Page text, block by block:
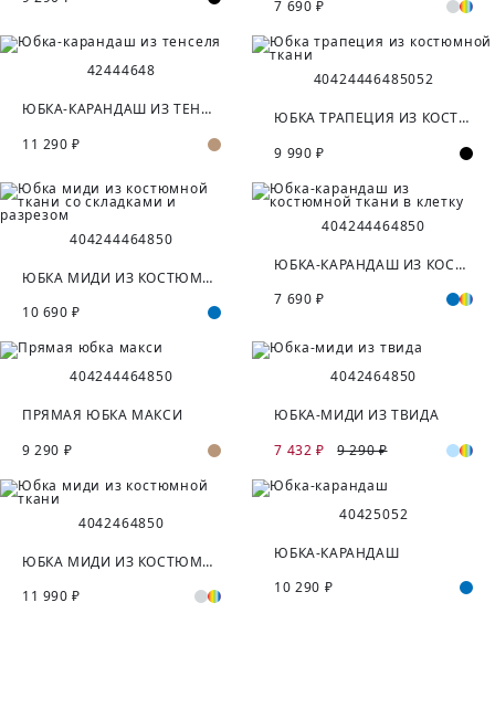
7 690 ₽
42444648
ЮБКА-КАРАНДАШ ИЗ ТЕНСЕЛЯ
11 290 ₽
40424446485052
ЮБКА ТРАПЕЦИЯ ИЗ КОСТЮМНОЙ ТКАНИ
9 990 ₽
404244464850
ЮБКА МИДИ ИЗ КОСТЮМНОЙ ТКАНИ СО СКЛАДКАМИ И РАЗРЕЗОМ
10 690 ₽
404244464850
ЮБКА-КАРАНДАШ ИЗ КОСТЮМНОЙ ТКАНИ В КЛЕТКУ
7 690 ₽
404244464850
ПРЯМАЯ ЮБКА МАКСИ
9 290 ₽
4042464850
ЮБКА-МИДИ ИЗ ТВИДА
7 432 ₽
9 290 ₽
4042464850
ЮБКА МИДИ ИЗ КОСТЮМНОЙ ТКАНИ
11 990 ₽
40425052
ЮБКА-КАРАНДАШ
10 290 ₽